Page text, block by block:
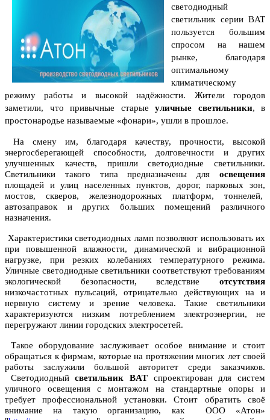
светодиодный
светильник серии BAT
пользуется большим
спросом на нашем
рынке, благодаря
оптимальному
климатическому
режиму работы и высокой надёжности.
Жители городов
заметили, что привычные старые уличные светильники, в
простонародье называемые «фонари», ушли в прошлое.
На смену им, благодаря качеству, прочности, высокой
энергосберегающей способности, долговечности и других
улучшенных качеств, пришли светодиодные светильники.
Светильники такого типа предназначены для освещения
площадей и улиц населенных пунктов, дорог, парковых зон,
мостов, скверов, железнодорожных платформ, тоннелей,
автозаправок и других больших помещений различного
назначения.
Характеристики светодиодных ламп позволяют использовать их
при повышенной влажности, динамической и вибрационной
нагрузке, при резких колебаниях температурного режима.
Уличные светодиодные светильники соответствуют требованиям
экологической безопасности, вследствие отсутствия
низкочастотных пульсаций, отрицательно действующих на и
нервную систему и зрение человека. Такие светильники
характеризуются низким потреблением электроэнергии, не
перегружают линии городских электросетей.
Такое оборудование заслуживает особое внимание и стоит
обращаться к фирмам, которые на протяжении многих лет своей
работы заслужили большой авторитет среди заказчиков.
Светодиодныйсветильник BAT спроектирован для систем
уличного освещения с монтажом на стандартные опоры и
требует профессиональной установки. Стоит обратить своё
внимание на такую организацию, как ООО «Атон»